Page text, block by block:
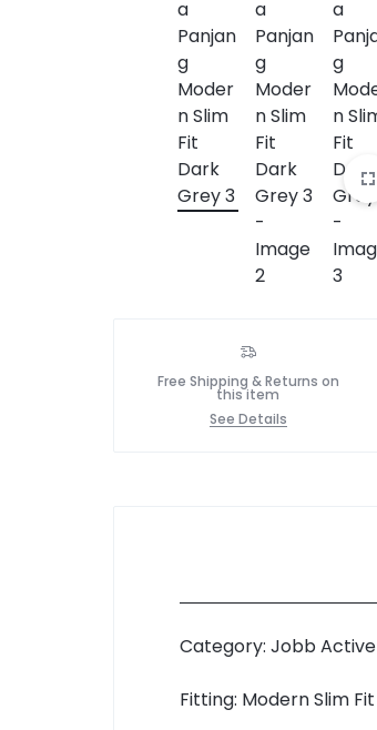
Free Shipping & Returns on
this item
See Details
Category: Jobb Active
Fitting: Modern Slim Fit